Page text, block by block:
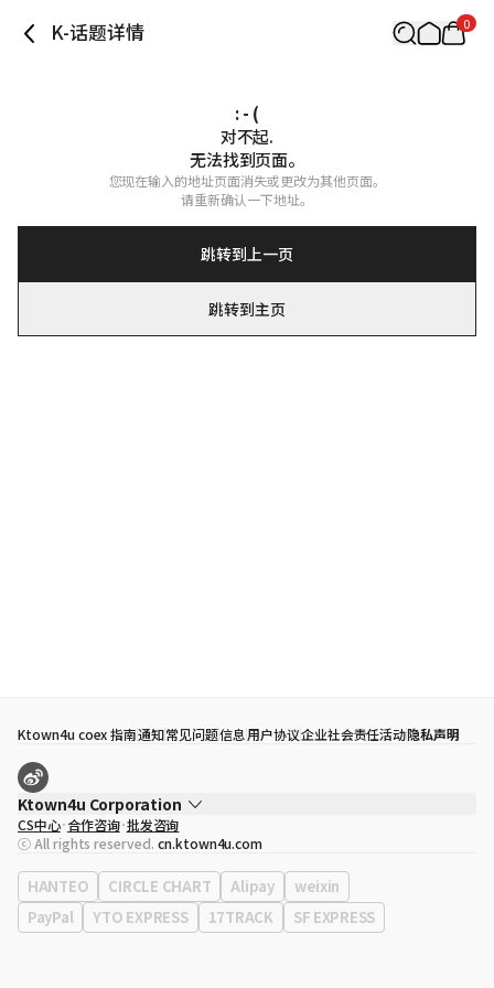
K-话题详情 0
: - (
对不起.
无法找到页面。
您现在输入的地址页面消失或更改为其他页面。
请重新确认一下地址。
跳转到上一页
跳转到主页
Ktown4u coex 指南通知常见问题信息用户协议企业社会责任活动隐私声明
Ktown4u Corporation
代表
宋効珉
营业执照 120-87-71116
公司地址 首尔特别市 江南区 岭东大路 513号 3楼 （三成洞， coex)
CS中心 合作咨询 批发咨询
ⓒ All rights reserved. cn.ktown4u.com
HANTEO CIRCLE CHART Alipay
weixin
PayPal
YTO EXPRESS 17TRACK SF EXPRESS